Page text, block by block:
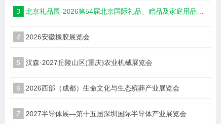
3 北京礼品展-2026第54届北京国际礼品、赠品及家庭用品展览会
4 2026安徽橡胶展览会
5 汉森·2027丘陵山区(重庆)农业机械展览会
6 2026西部（成都）生命文化与生态殡葬产业展览会
7 2027半导体展—第十五届深圳国际半导体产业展览会